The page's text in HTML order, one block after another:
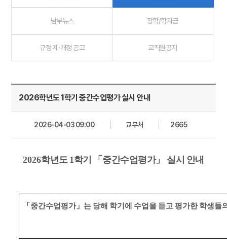
남부뉴스 장학/학자금
규정 제·개정 공고 교직원공지
2026학년도 1학기 중간수업평가 실시 안내
2026-04-03 09:00 교무처 2665
2026학년도 1학기 「 중간수업평가」 실시 안내
「 중간수업평가」 는 당해 학기에 수업을 듣고 평가한 학생